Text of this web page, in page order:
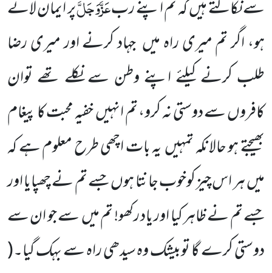
سے نکالتے ہیںکہ تم اپنے رب
پر ایمان لائے
ہو، اگر تم میری راہ میں جہاد کرنے اور میری رضا
طلب کرنے کیلئے اپنے وطن سے نکلے تھے توان
کافروں سے دوستی نہ کرو، تم انہیںخفیہ محبت کا پیغام
بھیجتے ہو حالانکہ تمہیںیہ بات اچھی طرح معلوم ہے کہ
میںہر اس چیز کوخوب جانتا ہوںجسے تم نے چھپایا اور
جسے تم نے ظاہر کیا اور یاد رکھو! تم میںسے جو ان سے
دوستی کرے گا توبیشک وہ سیدھی راہ سے بہک گیا۔(